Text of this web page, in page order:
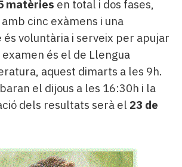
matèries en total i dos fases,
cinc exàmens i una
és voluntària i serveix per apujar
és el de Llengua
aquest dimarts a les 9h.
el dijous a les 16:30h i la
dels resultats serà el 23 de